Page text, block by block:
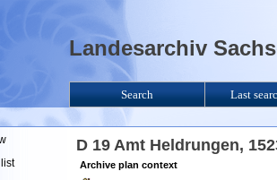
D 19 Amt Heldrungen,
Archive plan context
Landesarchiv
Search Last